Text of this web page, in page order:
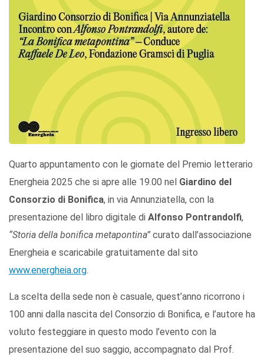
Quarto appuntamento con le giornate del Premio letterario
Energheia 2025 che si apre alle 19.00 nel Giardino del
Consorzio di Bonifica, in via Annunziatella, con la
presentazione del libro digitale di Alfonso Pontrandolfi,
“Storia della bonifica metapontina” curato dall’associazione
Energheia e scaricabile gratuitamente dal sito
www.energheia.org.
La scelta della sede non è casuale, quest’anno ricorrono i
100 anni dalla nascita del Consorzio di Bonifica, e l’autore ha
voluto festeggiare in questo modo l’evento con la
presentazione del suo saggio, accompagnato dal Prof.